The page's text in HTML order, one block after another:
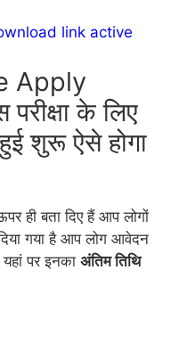
link active
Apply
के लिए
शुरू ऐसे होगा
ही बता दिए हैं आप लोगों
गया है आप लोग आवेदन
पर इनका अंतिम तिथि